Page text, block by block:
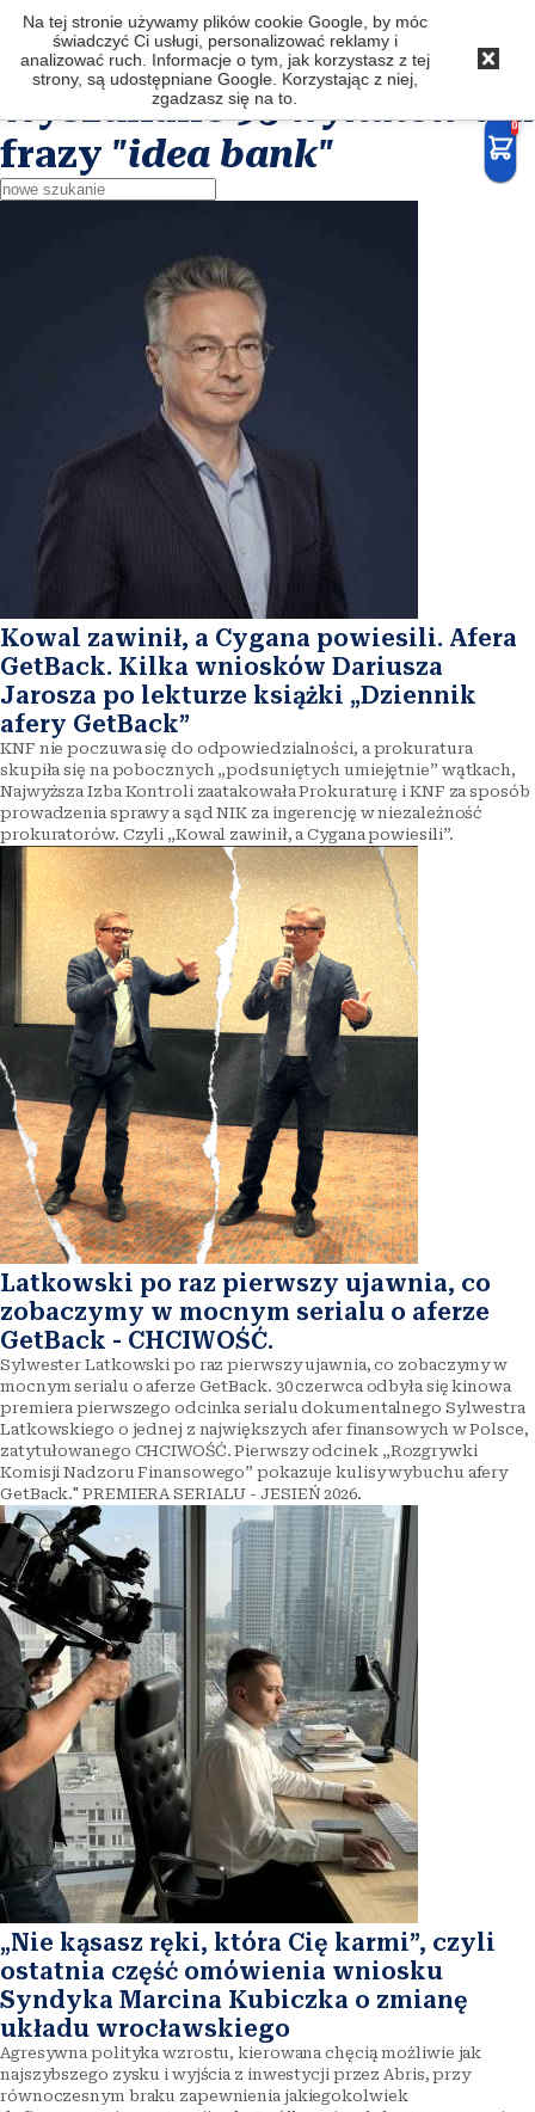
Latkowski.com
0
Wyszukano95 wynikówdla
frazy "idea bank"
Kowal zawinił, a Cygana powiesili. Afera
GetBack. Kilka wniosków Dariusza
Jarosza po lekturze książki „Dziennik
afery GetBack”
KNF nie poczuwa się do odpowiedzialności, a prokuratura
skupiła się na pobocznych „podsuniętych umiejętnie” wątkach,
Najwyższa Izba Kontroli zaatakowała Prokuraturę i KNF za sposób
prowadzenia sprawy a sąd NIK za ingerencję w niezależność
prokuratorów. Czyli „Kowal zawinił, a Cygana powiesili”.
Latkowski po raz pierwszy ujawnia, co
zobaczymy w mocnym serialu o aferze
GetBack - CHCIWOŚĆ.
Sylwester Latkowski po raz pierwszy ujawnia, co zobaczymy w
mocnym serialu o aferze GetBack. 30 czerwca odbyła się kinowa
premiera pierwszego odcinka serialu dokumentalnego Sylwestra
Latkowskiego o jednej z największych afer finansowych w Polsce,
zatytułowanego CHCIWOŚĆ. Pierwszy odcinek „Rozgrywki
Komisji Nadzoru Finansowego” pokazuje kulisy wybuchu afery
GetBack." PREMIERA SERIALU - JESIEŃ 2026.
„Nie kąsasz ręki, która Cię karmi”, czyli
ostatnia część omówienia wniosku
Syndyka Marcina Kubiczka o zmianę
układu wrocławskiego
Agresywna polityka wzrostu, kierowana chęcią możliwie jak
najszybszego zysku i wyjścia z inwestycji przez Abris, przy
równoczesnym braku zapewnienia jakiegokolwiek
Na tej stronie używamy plików cookie Google, by móc
świadczyć Ci usługi, personalizować reklamy i
analizować ruch. Informacje o tym, jak korzystasz z tej
strony, są udostępniane Google. Korzystając z niej,
zgadzasz się na to.